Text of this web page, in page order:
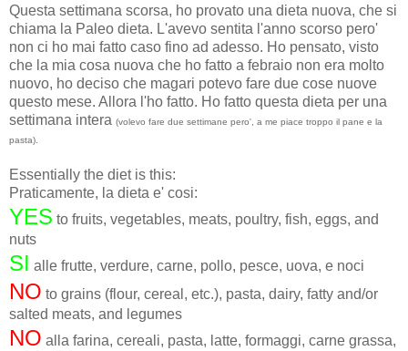
Questa settimana scorsa, ho provato una dieta nuova, che si
chiama la Paleo dieta. L'avevo sentita l'anno scorso pero'
non ci ho mai fatto caso fino ad adesso. Ho pensato, visto
che la mia cosa nuova che ho fatto a febraio non era molto
nuovo, ho deciso che magari potevo fare due cose nuove
questo mese. Allora l'ho fatto. Ho fatto questa dieta per una
settimana intera (volevo fare due settimane pero', a me piace troppo il pane e la
pasta).
Essentially the diet is this:
Praticamente, la dieta e' cosi:
YES to fruits, vegetables, meats, poultry, fish, eggs, and
nuts
SI alle frutte, verdure, carne, pollo, pesce, uova, e noci
NO to grains (flour, cereal, etc.), pasta, dairy, fatty and/or
salted meats, and legumes
NO alla farina, cereali, pasta, latte, formaggi, carne grassa,